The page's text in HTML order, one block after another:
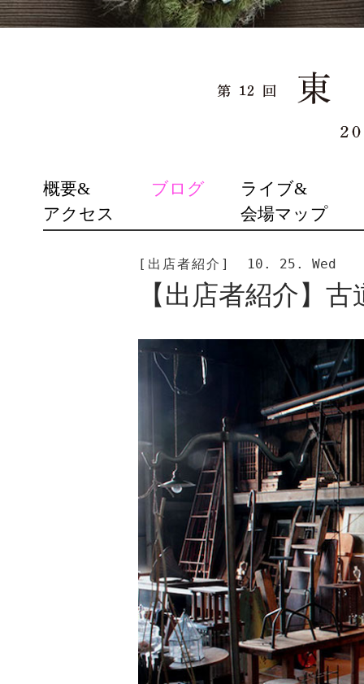
SKIP
TO
CONTENT
概要&
アクセス
ブログ
ライブ&
会場マップ
[出店者紹介] 10. 25. Wed
【出店者紹介】